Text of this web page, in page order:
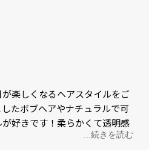
楽しくなるヘアスタイルをご
たボブヘアやナチュラルで可
好きです！柔らかくて透明感
す。顔まわりの似合わせ小顔カ
...続きを読む